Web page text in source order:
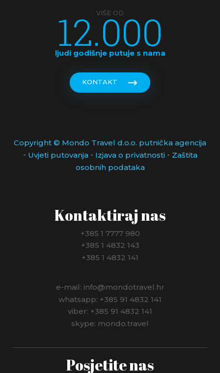
VIŠE OD
12.000
ljudi godišnje putuje s nama
KONTAKT
Copyright © Mondo Travel d.o.o. putnička agencija
- Uvjeti putovanja- Izjava o privatnosti- Zaštita
osobnih podataka
Kontaktiraj nas
+385 1 7777 980
+385 1 4832 143
+385 1 4832 141
e-mail: info@mondotravel.hr
whatsapp: +385 91 4832 141
viber: +385 91 4832 141
skype: mondo.travel
Posjetite nas